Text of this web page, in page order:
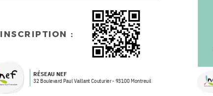
RÉSEAU NEF
32 Boulevard Paul Vaillant Couturier - 93100 Montreuil
INSCRIPTION :